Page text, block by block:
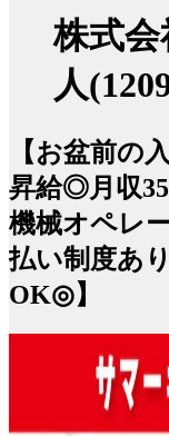
株式
人
【お盆前の
昇給◎月収
機械オペレ
払い制度あ
OK◎】